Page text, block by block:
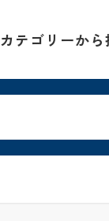
カテゴリーから